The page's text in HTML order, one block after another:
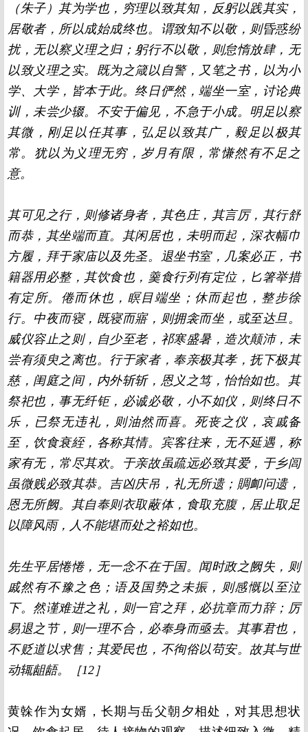
（朱子）其为学也，穷理以致其知，反躬以践其实，
居敬者，所以成始成终也。谓致知不以敬，则昏惑纷
扰，无以察义理之归；躬行不以敬，则怠惰放肆，无
以致义理之实。既为之箴以自警，又笔之书，以为小
学、大学，皆本于此。终日俨然，端坐一室，讨论典
训，未尝少辍。不安于偏见，不急于小成。明足以察
其微，刚足以任其事，弘足以致其广，毅足以极其
常。犹以为义理无穷，岁月有限，常慊然有不足之
意。
其可见之行，则修诸身者，其色庄，其言厉，其行舒
而恭，其坐端而直。其闲居也，未明而起，深衣幅巾
方履，拜于家庙以及先圣。退坐书室，几案必正，书
籍器用必整，其饮食也，羹食行列有定位，匕箸举措
有定所。倦而休也，瞑目端坐；休而起也，整步徐
行。中夜而寝，既寝而寤，则拥衾而坐，或至达旦。
威仪容止之则，自少至老，祁寒盛暑，造次颠沛，未
尝有须臾之离也。行于家者，奉亲极其孝，抚下极其
慈，闺庭之间，内外斩斩，恩义之笃，怡怡如也。其
祭祀也，事无纤钜，必诚必敬，小不如仪，则终日不
乐，已祭无违礼，则油然而喜。死丧之仪，哀戚备
至，饮食衰絰，各称其情。宾客往来，无不延遇，称
家有无，常尽其欢。于亲故虽疏远必致其爱，于乡闾
虽微贱必致其恭。吉凶庆吊，礼无所遗；賙卹问遗，
恩无所阙。其自奉则衣取蔽体，食取充腹，居止取足
以障风雨，人不能堪而处之裕如也。
先生平居惓惓，无一念不在于国。闻时政之阙失，则
戚然有不豫之色；语及国势之未振，则感慨以至泣
下。然谨难进之礼，则一官之拜，必抗章而力辞；厉
易退之节，则一理不合，必奉身而亟去。其事君也，
不贬道以求售；其爱民也，不徇俗以苟安。故其与世
动辄龃龉。［12］
黄榦作为女婿，长期与岳父朝夕相处，对其思想状